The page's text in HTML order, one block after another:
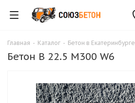
Главная - Каталог - Бетон в Екатеринбурге
Бетон B 22.5 М300 W6